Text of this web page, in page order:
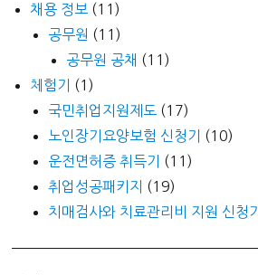
채용 정보 (11)
공무원 (11)
공무원 공채 (11)
체험기
(1)
국민취업지원제도 (17)
노인장기요양보험 신청기
(10)
운전면허증 취득기
(11)
취업성공패키지
(19)
치매검사와 치료관리비 지원 신청기